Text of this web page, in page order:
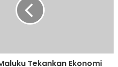
Tekankan Ekonomi